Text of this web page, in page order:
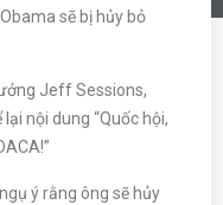
sẽ bị hủy bỏ
Jeff Sessions,
nội dung “Quốc hội,
ý rằng ông sẽ hủy